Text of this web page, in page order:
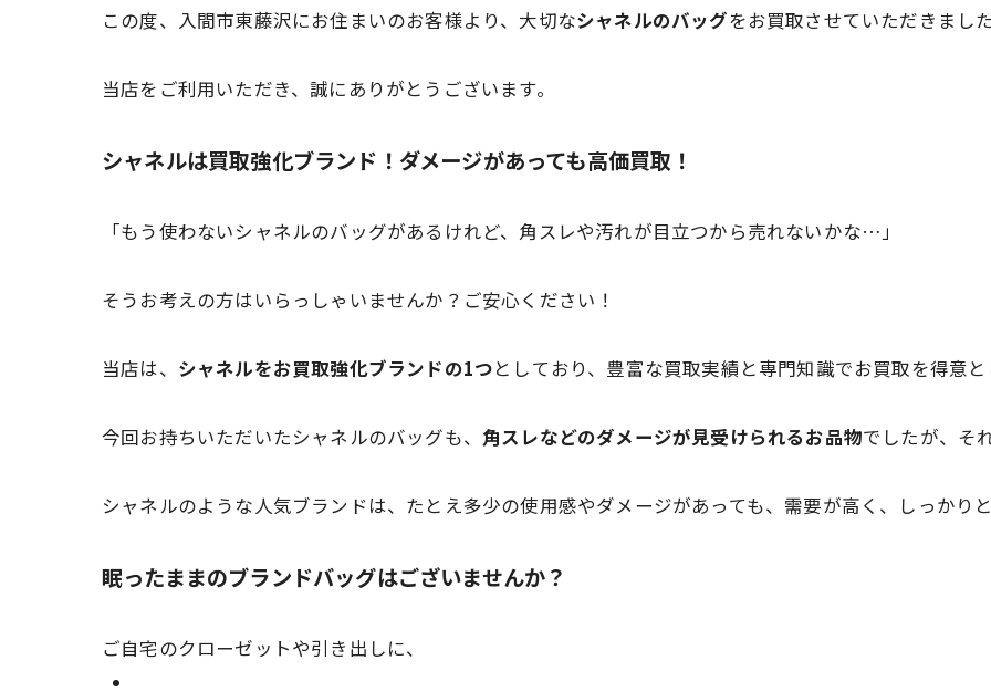
この度、入間市東藤沢にお住まいのお客様より、大切なシャネルのバッグをお買取させていただきました
当店をご利用いただき、誠にありがとうございます。
シャネルは買取強化ブランド！ダメージがあっても高価買取！
「もう使わないシャネルのバッグがあるけれど、角スレや汚れが目立つから売れないかな…」
そうお考えの方はいらっしゃいませんか？ご安心ください！
当店は、 シャネルをお買取強化ブランドの1つとしており、豊富な買取実績と専門知識でお買取を得意と
今回お持ちいただいたシャネルのバッグも、 角スレなどのダメージが見受けられるお品物でしたが、そ
シャネルのような人気ブランドは、たとえ多少の使用感やダメージがあっても、需要が高く、しっかり
眠ったままのブランドバッグはございませんか？
ご自宅のクローゼットや引き出しに、